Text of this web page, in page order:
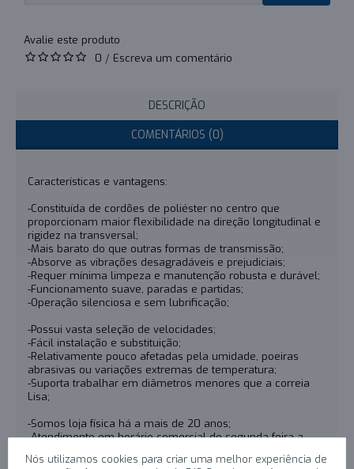
0 / Escreva um comentário
DESCRIÇÃO
COMENTÁRIOS (0)
Características e vantagens:
-Constituída de cordões de poliéster no centro que
proporcionam maior flexibilidade na direção longitudinal e
rigidez na transversal;
-Mais barato do que outras formas de transmissão;
-Absorve as vibrações desagradáveis e prejudiciais;
-Requer mínima limpeza e manutenção robusta e durável;
-Funcionamento suave, paradas e partidas;
-Operação silenciosa e sem lubrificação;
-Possui vasta seleção de velocidades;
-Fácil instalação e substituição;
-Relativamente pouco afetadas pela umidade, poeiras
abrasivas ou variações extremas de temperatura;
-Suporta trabalhar em diâmetros menores que a correia
Lisa;
-Somos loja física há a mais de 20 anos;
-Atendimento em horário comercial de segunda-feira a
-Envio para todo país, conforme a área de atendimento dos
Nós utilizamos cookies para criar uma melhor experiência de